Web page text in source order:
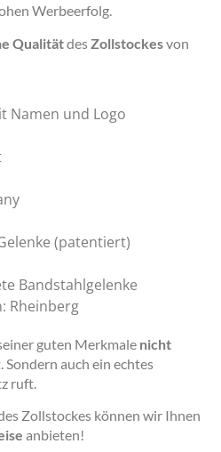
Werbeerfolg.
Qualitätdes Zollstockesvon
Namen und Logo
(patentiert)
Bandstahlgelenke
Rheinberg
guten Merkmale nicht
Sondern auch ein echtes
ruft.
Zollstockes können wir Ihnen
anbieten!